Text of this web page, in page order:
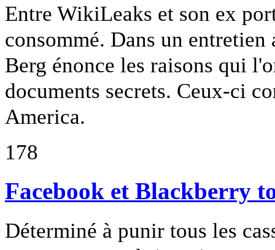
Entre WikiLeaks et son ex
consommé. Dans un
Berg énonce les raisons qui
documents secrets. Ceux-ci
America.
178
Facebook et Blackberry
Déterminé à punir tous les